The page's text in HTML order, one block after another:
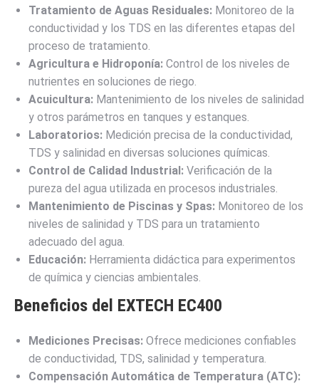
Tratamiento de Aguas Residuales: Monitoreo de la
conductividad y los TDS en las diferentes etapas del
proceso de tratamiento.
Agricultura e Hidroponía: Control de los niveles de
nutrientes en soluciones de riego.
Acuicultura: Mantenimiento de los niveles de salinidad
y otros parámetros en tanques y estanques.
Laboratorios: Medición precisa de la conductividad,
TDS y salinidad en diversas soluciones químicas.
Control de Calidad Industrial: Verificación de la
pureza del agua utilizada en procesos industriales.
Mantenimiento de Piscinas y Spas: Monitoreo de los
niveles de salinidad y TDS para un tratamiento
adecuado del agua.
Educación: Herramienta didáctica para experimentos
de química y ciencias ambientales.
Beneficios del EXTECH EC400
Mediciones Precisas: Ofrece mediciones confiables
de conductividad, TDS, salinidad y temperatura.
Compensación Automática de Temperatura (ATC):